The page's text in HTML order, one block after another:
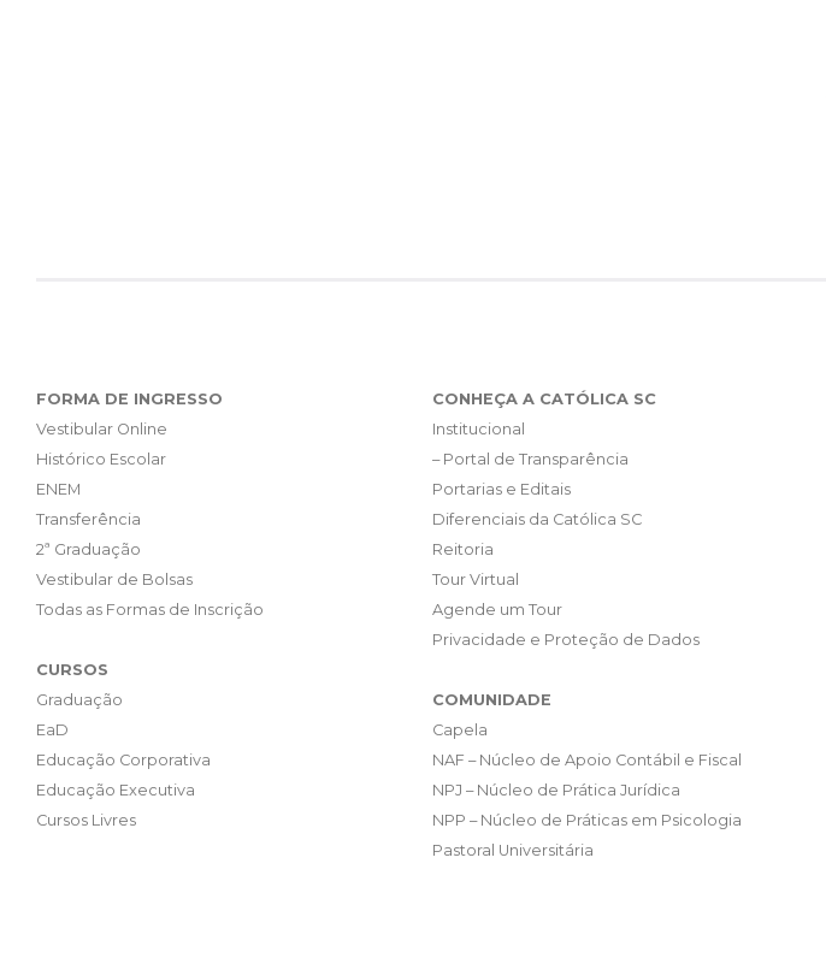
FORMA DE INGRESSO
Vestibular Online
Histórico Escolar
ENEM
Transferência
2ª Graduação
Vestibular de Bolsas
Todas as Formas de Inscrição
CURSOS
Graduação
EaD
Educação Corporativa
Educação Executiva
Cursos Livres
CONHEÇA A CATÓLICA SC
Institucional
– Portal de Transparência
Portarias e Editais
Diferenciais da Católica SC
Reitoria
Tour Virtual
Agende um Tour
Privacidade e Proteção de Dados
COMUNIDADE
Capela
NAF – Núcleo de Apoio Contábil e Fiscal
NPJ – Núcleo de Prática Jurídica
NPP – Núcleo de Práticas em Psicologia
Pastoral Universitária